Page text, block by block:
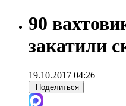
90
закатили
19.10.2017 04:26
Поделиться